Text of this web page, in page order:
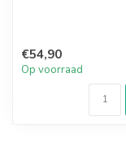
€54,90
Op voorraad